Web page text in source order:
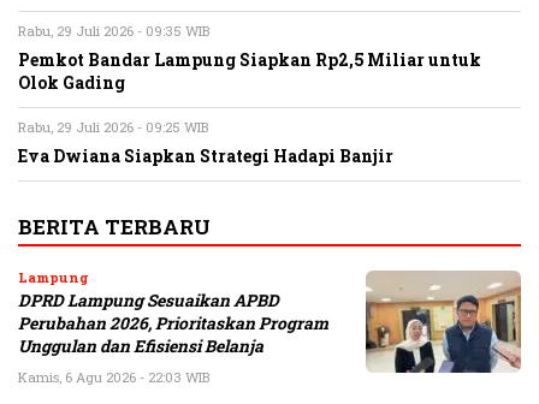
Rabu, 29 Juli 2026 - 09:35 WIB
Pemkot Bandar Lampung Siapkan Rp2,5 Miliar untuk
Olok Gading
Rabu, 29 Juli 2026 - 09:25 WIB
Eva Dwiana Siapkan Strategi Hadapi Banjir
BERITA TERBARU
Lampung
DPRD Lampung Sesuaikan APBD
Perubahan 2026, Prioritaskan Program
Unggulan dan Efisiensi Belanja
Kamis, 6 Agu 2026 - 22:03 WIB